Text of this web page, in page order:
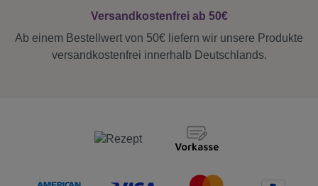
Versandkostenfrei ab 50€
Ab einem Bestellwert von 50€ liefern wir unsere Produkte
versandkostenfrei innerhalb Deutschlands.